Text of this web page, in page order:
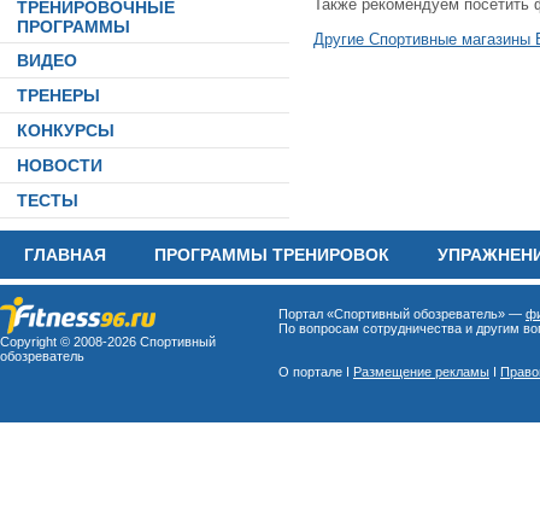
ТРЕНИРОВОЧНЫЕ
ПРОГРАММЫ
ВИДЕО
ТРЕНЕРЫ
КОНКУРСЫ
НОВОСТИ
ТЕСТЫ
Также рекомендуем посетить
Другие Спортивные магазины
ГЛАВНАЯ ПРОГРАММЫ ТРЕНИРОВОК
Copyright © 2008-2026 Спортивный
обозреватель
Портал «Спортивный обозреватель» —
По вопросам сотрудничества и другим
О портале I Размещение рекламы I